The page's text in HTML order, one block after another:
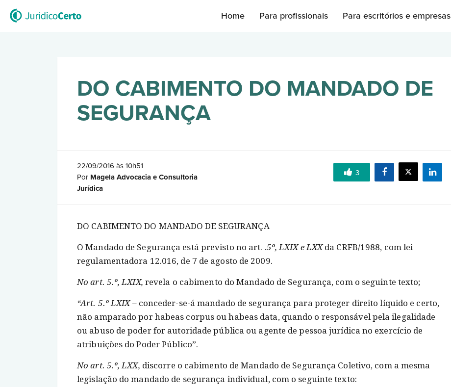
Home Para profissionais Para escritórios e empresas
DO CABIMENTO DO MANDADO DE
SEGURANÇA
22/09/2016 às 10h51
Por Magela Advocacia e Consultoria
Jurídica
3
DO CABIMENTO DO MANDADO DE SEGURANÇA
O Mandado de Segurança está previsto no art. .5º, LXIX e LXXda CRFB/1988, com lei
regulamentadora 12.016, de 7 de agosto de 2009.
No art. 5.º, LXIX, revela o cabimento do Mandado de Segurança, com o seguinte texto;
“Art. 5.º LXIX– conceder-se-á mandado de segurança para proteger direito líquido e certo,
não amparado por habeas corpus ou habeas data, quando o responsável pela ilegalidade
ou abuso de poder for autoridade pública ou agente de pessoa jurídica no exercício de
atribuições do Poder Público”.
No art. 5.º, LXX, discorre o cabimento de Mandado de Segurança Coletivo, com a mesma
legislação do mandado de segurança individual, com o seguinte texto: